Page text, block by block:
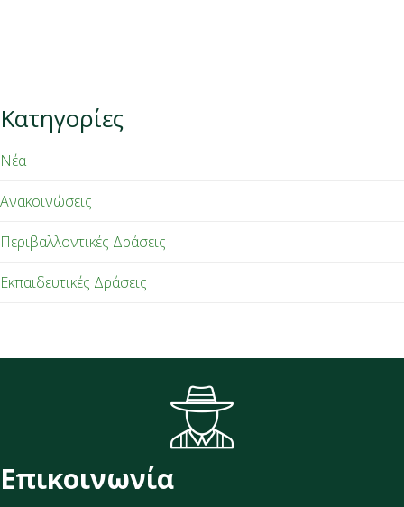
Κατηγορίες
Νέα
Ανακοινώσεις
Περιβαλλοντικές Δράσεις
Εκπαιδευτικές Δράσεις
Επικοινωνία